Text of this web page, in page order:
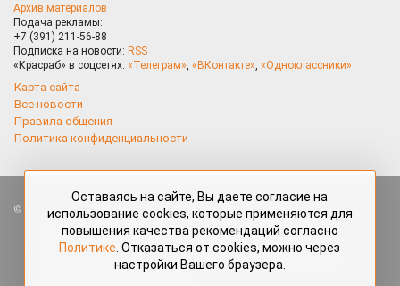
Архив материалов
Подача рекламы:
+7 (391) 211-56-88
Подписка на новости: RSS
«Красраб» в соцсетях: «Телеграм», «ВКонтакте», «Одноклассники»
Карта сайта
Все новости
Правила общения
Политика конфиденциальности
Все права защищены. Любые материалы, размещённые на портале
«Красраб.ру» сотрудниками редакции, нештатными авторами
и читателями, являются объектами авторского права. Полное или
частичное использование материалов, размещённых на портале
«Красраб.ру», допускается только с письменного согласия редакции
Оставаясь на сайте, Вы даете согласие на
использование cookies, которые применяются для
повышения качества рекомендаций согласно
Политике . Отказаться от cookies, можно через
настройки Вашего браузера.